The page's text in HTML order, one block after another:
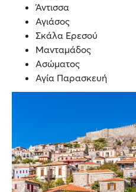
Άντισσα
Αγιάσος
Σκάλα Ερεσού
Μανταμάδος
Ασώματος
Αγία Παρασκευή